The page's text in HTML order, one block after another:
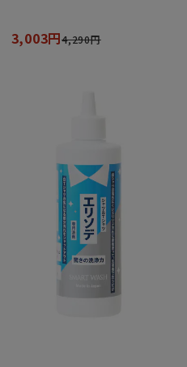
3,003円4,290円